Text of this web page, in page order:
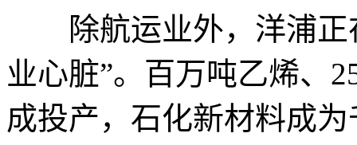
除航运业外，洋浦正
业心脏”。百万吨乙烯、
成投产，石化新材料成